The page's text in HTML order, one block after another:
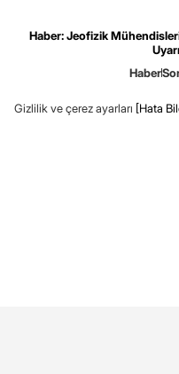
Haber: Jeofizik
Haber
Gizlilik ve çerez ayarları [Hata